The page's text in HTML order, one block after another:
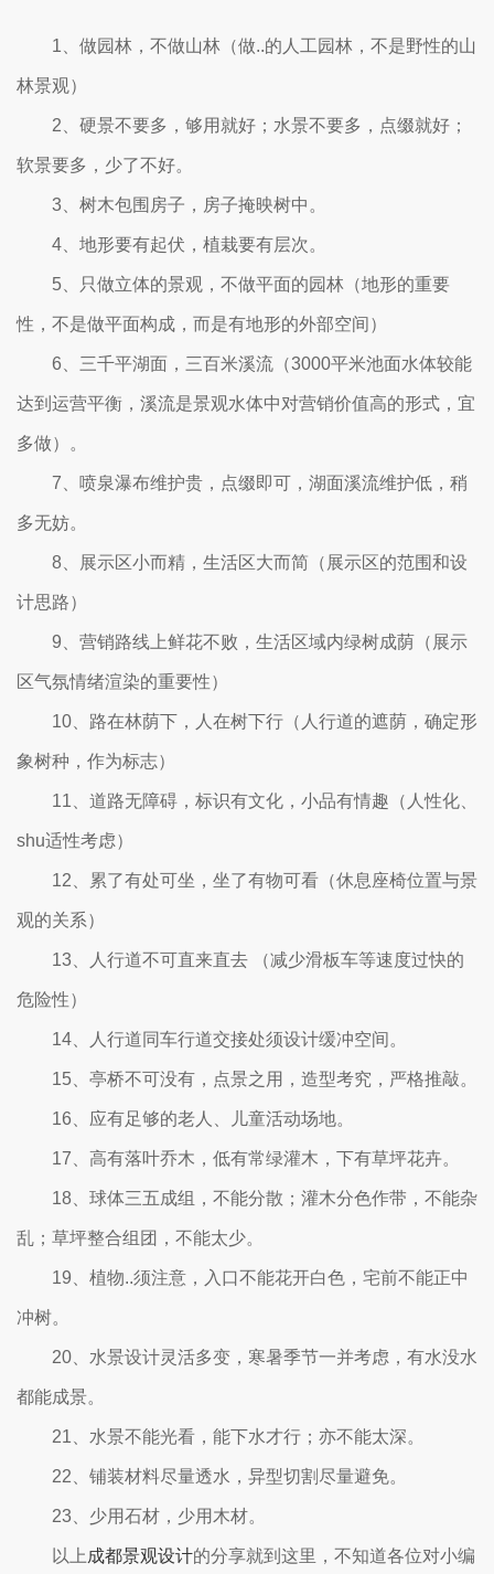
1、做园林，不做山林（做..的人工园林，不是野性的山
林景观）
2、硬景不要多，够用就好；水景不要多，点缀就好；
软景要多，少了不好。
3、树木包围房子，房子掩映树中。
4、地形要有起伏，植栽要有层次。
5、只做立体的景观，不做平面的园林（地形的重要
性，不是做平面构成，而是有地形的外部空间）
6、三千平湖面，三百米溪流（3000平米池面水体较能
达到运营平衡，溪流是景观水体中对营销价值高的形式，宜
多做）。
7、喷泉瀑布维护贵，点缀即可，湖面溪流维护低，稍
多无妨。
8、展示区小而精，生活区大而简（展示区的范围和设
计思路）
9、营销路线上鲜花不败，生活区域内绿树成荫（展示
区气氛情绪渲染的重要性）
10、路在林荫下，人在树下行（人行道的遮荫，确定形
象树种，作为标志）
11、道路无障碍，标识有文化，小品有情趣（人性化、
shu适性考虑）
12、累了有处可坐，坐了有物可看（休息座椅位置与景
观的关系）
13、人行道不可直来直去 （减少滑板车等速度过快的
危险性）
14、人行道同车行道交接处须设计缓冲空间。
15、亭桥不可没有，点景之用，造型考究，严格推敲。
16、应有足够的老人、儿童活动场地。
17、高有落叶乔木，低有常绿灌木，下有草坪花卉。
18、球体三五成组，不能分散；灌木分色作带，不能杂
乱；草坪整合组团，不能太少。
19、植物..须注意，入口不能花开白色，宅前不能正中
冲树。
20、水景设计灵活多变，寒暑季节一并考虑，有水没水
都能成景。
21、水景不能光看，能下水才行；亦不能太深。
22、铺装材料尽量透水，异型切割尽量避免。
23、少用石材，少用木材。
以上 成都景观设计的分享就到这里，不知道各位对小编